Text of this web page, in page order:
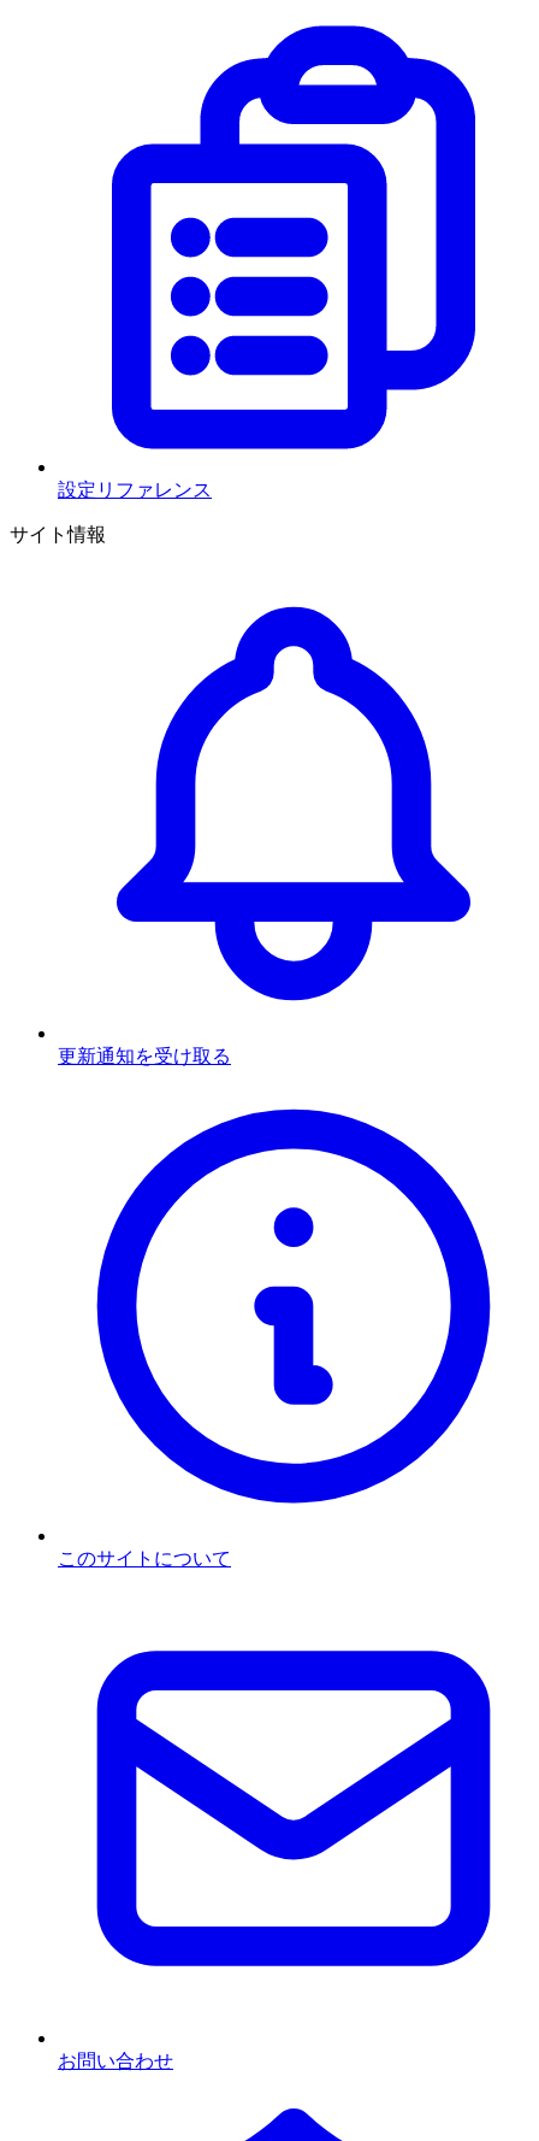
設定リファレンス
サイト情報
更新通知を受け取る
このサイトについて
お問い合わせ